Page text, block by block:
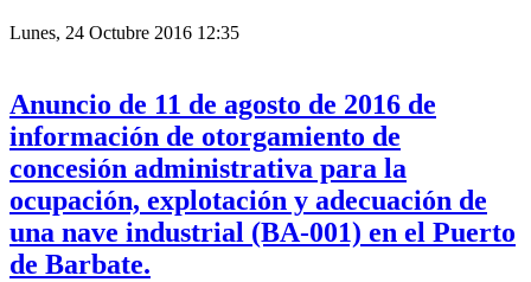
Lunes, 24 Octubre 2016 12:35
Anuncio de 11 de agosto de 2016 de
información de otorgamiento de
concesión administrativa para la
ocupación, explotación y adecuación de
una nave industrial (BA-001) en el Puerto
de Barbate.